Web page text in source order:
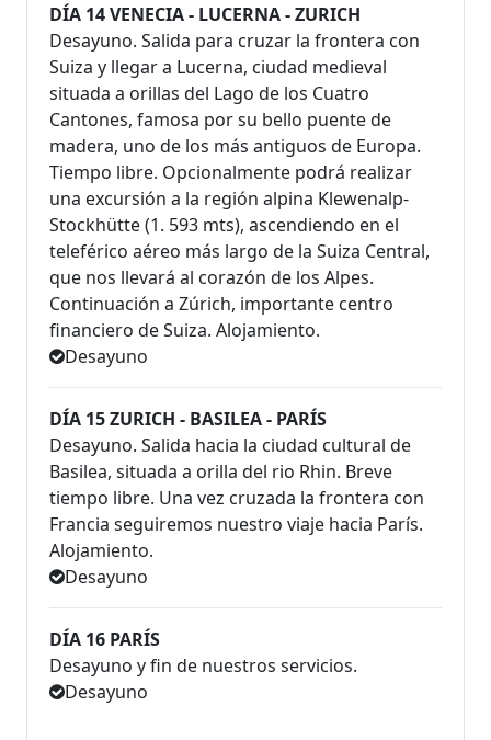
DÍA 14 VENECIA - LUCERNA - ZURICH
Desayuno. Salida para cruzar la frontera con
Suiza y llegar a Lucerna, ciudad medieval
situada a orillas del Lago de los Cuatro
Cantones, famosa por su bello puente de
madera, uno de los más antiguos de Europa.
Tiempo libre. Opcionalmente podrá realizar
una excursión a la región alpina Klewenalp-
Stockhütte (1. 593 mts), ascendiendo en el
teleférico aéreo más largo de la Suiza Central,
que nos llevará al corazón de los Alpes.
Continuación a Zúrich, importante centro
financiero de Suiza. Alojamiento.
Desayuno
DÍA 15 ZURICH - BASILEA - PARÍS
Desayuno. Salida hacia la ciudad cultural de
Basilea, situada a orilla del rio Rhin. Breve
tiempo libre. Una vez cruzada la frontera con
Francia seguiremos nuestro viaje hacia París.
Alojamiento.
Desayuno
DÍA 16 PARÍS
Desayuno y fin de nuestros servicios.
Desayuno